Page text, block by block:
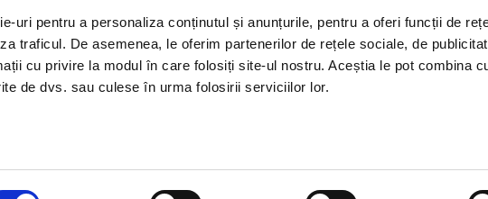
uri pentru a personaliza conținutul și anunțurile, pentru a oferi funcții de
traficul. De asemenea, le oferim partenerilor de rețele sociale, de
cu privire la modul în care folosiți site-ul nostru. Aceștia le pot combina
de dvs. sau culese în urma folosirii serviciilor lor.